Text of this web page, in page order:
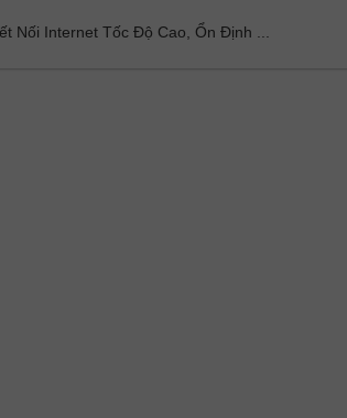
Nối Internet Tốc Độ Cao, Ổn Định ...